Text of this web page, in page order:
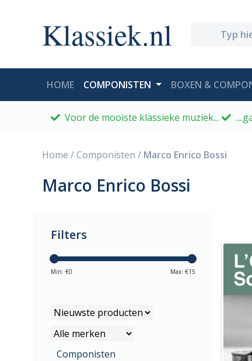
Klassiek.nl
HOME(CURRENT)
COMPONISTEN BOXEN &
Voor de mooiste klassieke muziek...
Home /Componisten / Marco Enrico Bossi
Marco Enrico Bossi
Filters
Min: €0 Max: €15
Componisten